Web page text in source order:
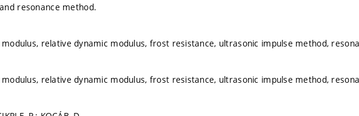
resonance method.
relative dynamic modulus, frost resistance, ultrasonic impulse method,
relative dynamic modulus, frost resistance, ultrasonic impulse method,